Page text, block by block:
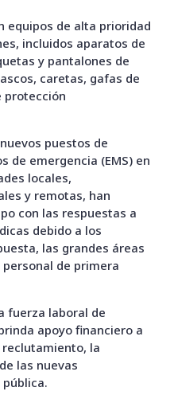
equipos de alta prioridad
incluidos aparatos de
y pantalones de
caretas, gafas de
protección
puestos de
de emergencia (EMS) en
locales,
y remotas, han
con las respuestas a
debido a los
las grandes áreas
de primera
fuerza laboral de
apoyo financiero a
la
las nuevas